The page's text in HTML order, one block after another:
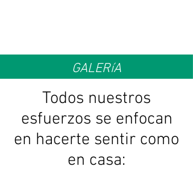
GALERíA
Todos nuestros
esfuerzos se enfocan
en hacerte sentir como
en casa: